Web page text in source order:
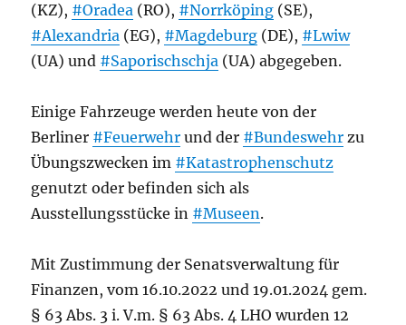
(KZ), #Oradea (RO), #Norrköping (SE),
#Alexandria (EG), #Magdeburg (DE), #Lwiw
(UA) und #Saporischschja (UA) abgegeben.
Einige Fahrzeuge werden heute von der
Berliner #Feuerwehr und der #Bundeswehr zu
Übungszwecken im #Katastrophenschutz
genutzt oder befinden sich als
Ausstellungsstücke in #Museen.
Mit Zustimmung der Senatsverwaltung für
Finanzen, vom 16.10.2022 und 19.01.2024 gem.
§ 63 Abs. 3 i. V.m. § 63 Abs. 4 LHO wurden 12